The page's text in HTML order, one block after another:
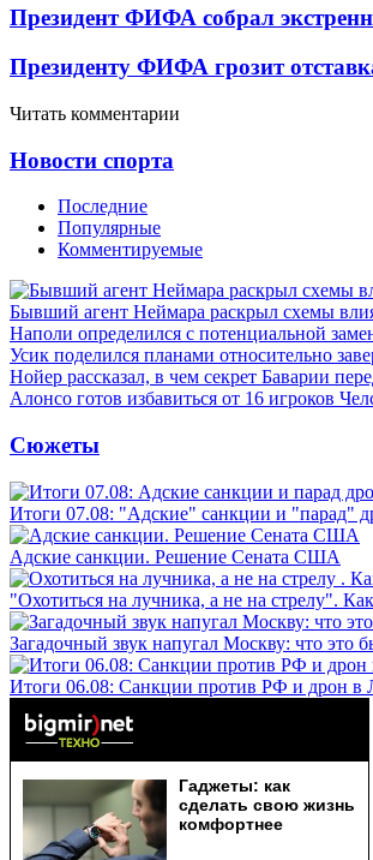
Президент ФИФА собрал
Президенту ФИФА грозит
Читать комментарии
Новости спорта
Последние
Популярные
Комментируемые
Бывший агент Неймара раскрыл схемы
Наполи определился с потенциальной
Усик поделился планами относительно
Нойер рассказал, в чем секрет Баварии
Алонсо готов избавиться от 16 игроков
Сюжеты
Итоги 07.08: "Адские" санкции и "парад"
Адские санкции. Решение Сената США
"Охотиться на лучника, а не на стрелу".
Загадочный звук напугал Москву: что это
Итоги 06.08: Санкции против РФ и дрон в